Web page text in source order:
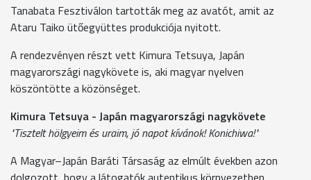
Tanabata Fesztiválon tartották meg az avatót, amit az
Ataru Taiko ütőegyüttes produkciója nyitott.
A rendezvényen részt vett Kimura Tetsuya, Japán
magyarországi nagykövete is, aki magyar nyelven
köszöntötte a közönséget.
Kimura Tetsuya - Japán magyarországi nagykövete
"Tisztelt hölgyeim és uraim, jó napot kívánok! Konichiwa!"
A Magyar–Japán Baráti Társaság az elmúlt években azon